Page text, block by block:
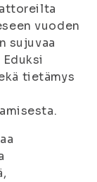
vuoden
sujuvaa
tietämys